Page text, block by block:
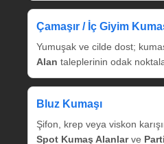
Çamaşır / İç Giyim
Yumuşak ve cilde dost;
Alan taleplerinin odak
Bluz Kumaşı
Şifon, krep veya viskon
Spot Kumaş Alanlarve